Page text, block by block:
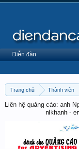
Trang chủ Thành viên
Liên hệ quảng cáo: anh
nlkhanh -
Diễn đàn